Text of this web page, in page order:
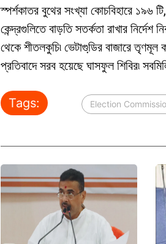
স্পর্শকাতর বুথের সংখ্যা কোচবিহারে ১৯৬
কেন্দ্রগুলিতে বাড়তি সতর্কতা রাখার
থেকে শীতলকুচি৷ ভেটাগুডি়র বাজারে তৃণমূল
প্রতিবাদে সরব হয়েছে ঘাসফুল শিবির৷
Tags: Election